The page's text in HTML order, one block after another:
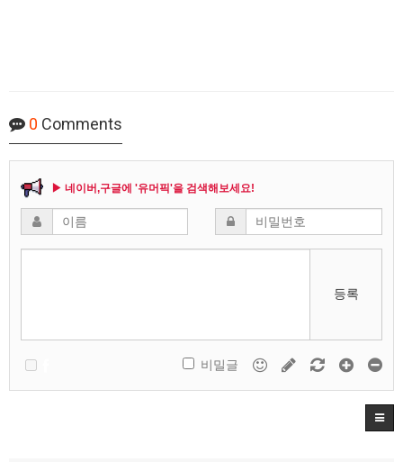
0 Comments
▶ 네이버,구글에 '유머픽'을 검색해보세요!
등록
비밀글